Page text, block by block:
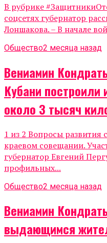
В рубрике
соцсетях губернатор
Лоншакова. – В начале
Общество2 месяца назад
Вениамин
Кубани построили
около 3 тысяч
1 из 2 Вопросы развития
краевом совещании.
губернатор Евгений
профильных...
Общество2 месяца назад
Вениамин
выдающимся